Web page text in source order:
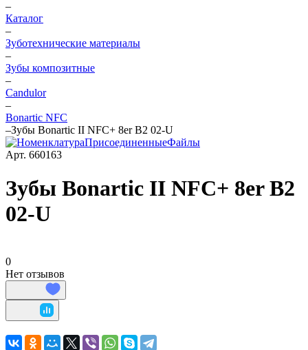
–
Каталог
–
Зуботехнические материалы
–
Зубы композитные
–
Candulor
–
Bonartic NFC
–Зубы Bonartic II NFC+ 8er B2 02-U
Арт. 660163
Зубы Bonartic II NFC+ 8er B2
02-U
0
Нет отзывов